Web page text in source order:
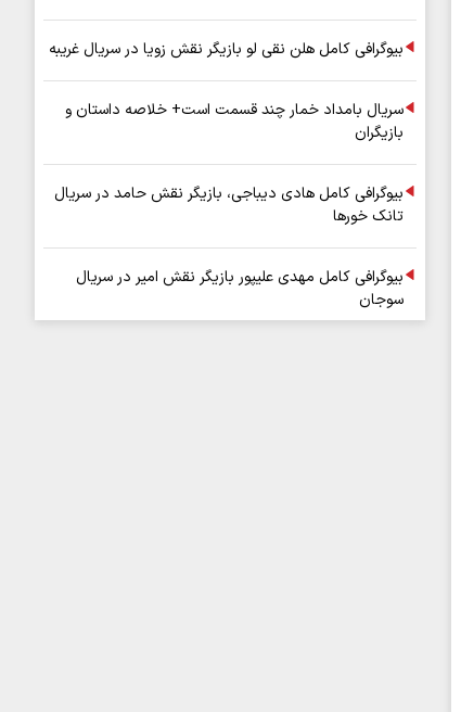
بیوگرافی کامل هلن نقی لو بازیگر نقش زویا در سریال غریبه
سریال بامداد خمار چند قسمت است+ خلاصه داستان و
بازیگران
بیوگرافی کامل هادی دیباجی، بازیگر نقش حامد در سریال
تانک خورها
بیوگرافی کامل مهدی علیپور بازیگر نقش امیر در سریال
سوجان